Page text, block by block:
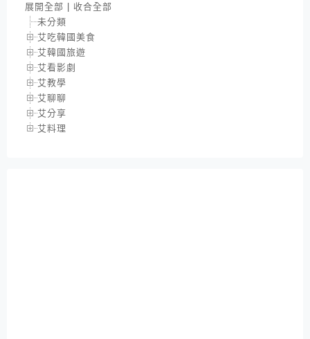
展開全部 | 收合全部
未分類
艾吃韓國美食
艾韓國旅遊
艾看影劇
艾教學
艾聊聊
艾分享
艾料理